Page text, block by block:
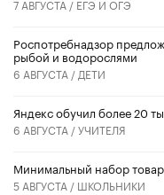
7 АВГУСТА / ЕГЭ И ОГЭ
Роспотребнадзор
рыбой и водорослями
6 АВГУСТА / ДЕТИ
​Яндекс обучил более 20
6 АВГУСТА /УЧИТЕЛЯ
Минимальный набор
5 АВГУСТА / ШКОЛЬНИКИ